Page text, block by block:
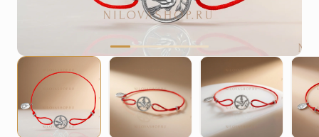
Цепи
Чётки
Шнурки на
Другое